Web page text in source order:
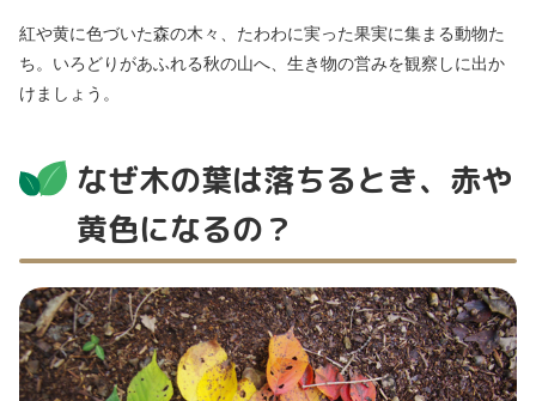
紅や黄に色づいた森の木々、たわわに実った果実に集まる動物た
ち。いろどりがあふれる秋の山へ、生き物の営みを観察しに出か
けましょう。
なぜ木の葉は落ちるとき、赤や
黄色になるの？